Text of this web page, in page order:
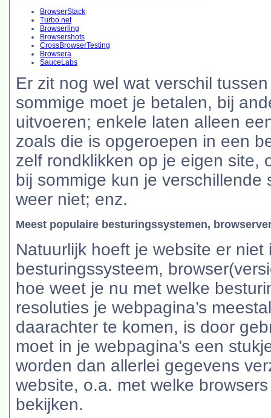
BrowserStack
Turbo.net
Browserling
Browsershots
CrossBrowserTesting
Browsera
SauceLabs
Er zit nog wel wat verschil
sommige moet je betalen, bij
uitvoeren; enkele laten alleen
zoals die is opgeroepen in een
zelf rondklikken op je eigen site,
bij sommige kun je
weer niet; enz.
Meest populaire besturingssystemen,
Natuurlijk hoeft je website er
besturingssysteem,
hoe weet je nu met welke
resoluties je webpagina’s
daarachter te komen, is door
moet in je webpagina’s een
worden dan allerlei gegevens
website, o.a. met welke
bekijken.